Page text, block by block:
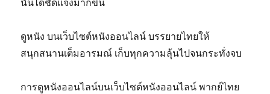
นั้นได้ชัดแจ้งมากขึ้น
ดูหนัง บนเว็บไซต์หนังออนไลน์ บรรยายไทยให้
สนุกสนานเต็มอารมณ์ เก็บทุกความลุ้นไปจนกระทั่งจบ
การดูหนังออนไลน์บนเว็บไซต์หนังออนไลน์ พากย์ไทย